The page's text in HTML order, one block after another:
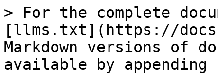
> For the complete
[llms.txt](https://
Markdown versions of
available by